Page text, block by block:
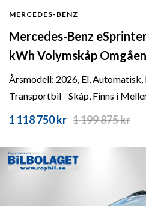
MERCEDES-BENZ
Mercedes-Benz
kWh Volymskåp
Årsmodell: 2026, El, Automatisk,
Transportbil - Skåp, Finns i
1 118 750 kr 1 199 875kr